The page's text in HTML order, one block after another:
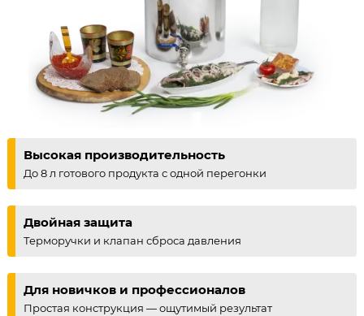
Высокая производительность
До 8 л готового продукта с одной перегонки
Двойная защита
Терморучки и клапан сброса давления
Для новичков и профессионалов
Простая конструкция — ощутимый результат